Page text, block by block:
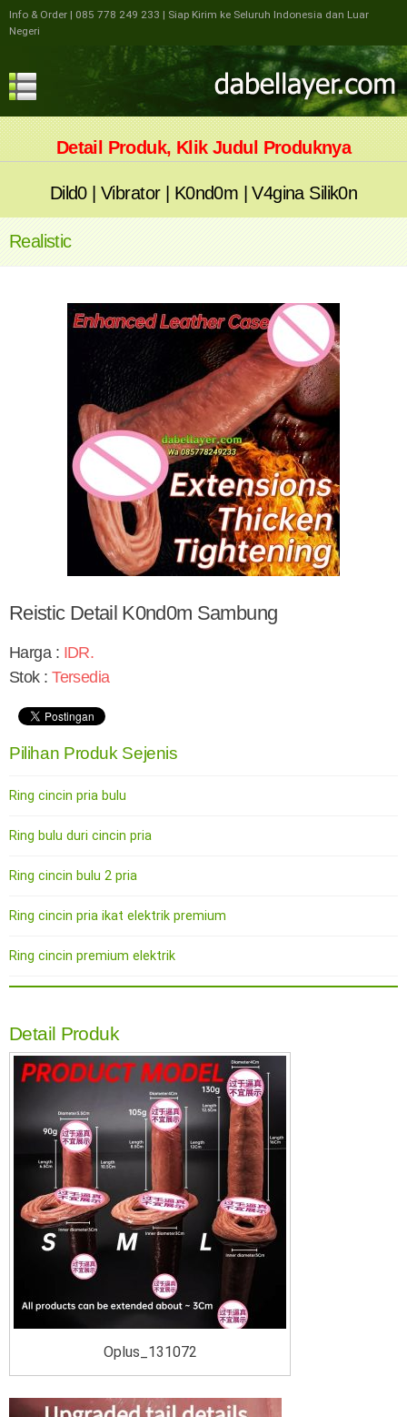
Info & Order | 085 778 249 233 | Siap Kirim ke Seluruh Indonesia dan Luar
Negeri
Detail Produk, Klik Judul Produknya
Dild0|Vibrator | K0nd0m |V4gina Silik0n
Realistic
Reistic Detail K0nd0m Sambung
Harga : IDR.
Stok :Tersedia
Pilihan Produk Sejenis
Ring cincin pria bulu
Ring bulu duri cincin pria
Ring cincin bulu 2 pria
Ring cincin pria ikat elektrik premium
Ring cincin premium elektrik
Detail Produk
Oplus_131072